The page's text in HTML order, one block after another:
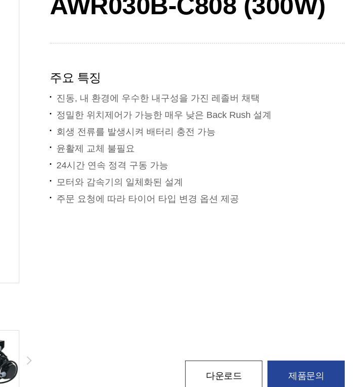
주요 특징
진동, 내 환경에 우수한 내구성을 가진 레졸버 채택
정밀한 위치제어가 가능한 매우 낮은 Back Rush 설계
회생 전류를 발생시켜 배터리 충전 가능
윤활제 교체 불필요
24시간 연속 정격 구동 가능
모터와 감속기의 일체화된 설계
주문 요청에 따라 타이어 타입 변경 옵션 제공
다운로드 제품문의